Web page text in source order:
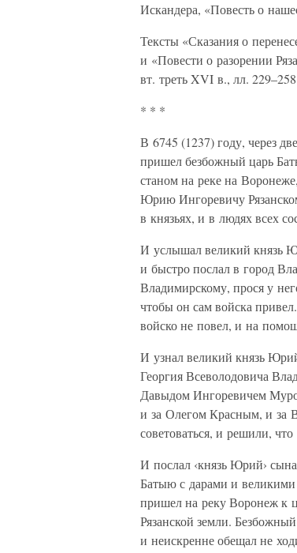
Искандера, «Повесть о
Тексты «Сказания о
и «Повести о разорении
вт. треть XVI в., лл.
* * *
В 6745 (1237) году, через
пришел безбожный царь
станом на реке на
Юрию Ингоревичу
в князьях, и в людях всех
И услышал великий князь
и быстро послал в город
Владимирскому, прося у
чтобы он сам войска
войско не повел, и на
И узнал великий князь
Георгия Всеволодовича
Давыдом Ингоревичем
и за Олегом Красным, и за
советоваться, и решили,
И послал ‹князь Юрий›
Батыю с дарами и великими
пришел на реку Воронеж к
Рязанской земли.
и неискренне обещал не